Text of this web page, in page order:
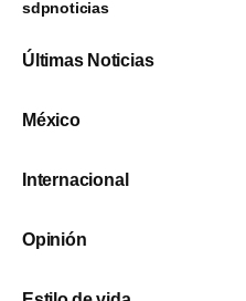
sdpnoticias
Últimas Noticias
México
Internacional
Opinión